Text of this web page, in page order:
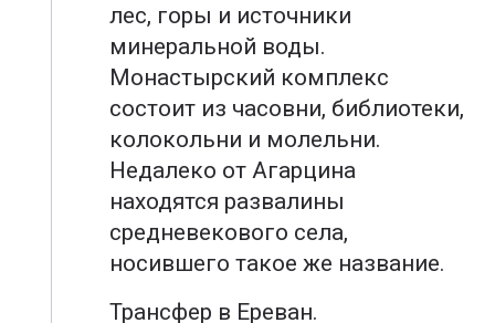
лес, горы и источники
минеральной воды.
Монастырский комплекс
состоит из часовни, библиотеки,
колокольни и молельни.
Недалеко от Агарцина
находятся развалины
средневекового села,
носившего такое же название.
Трансфер в Ереван.